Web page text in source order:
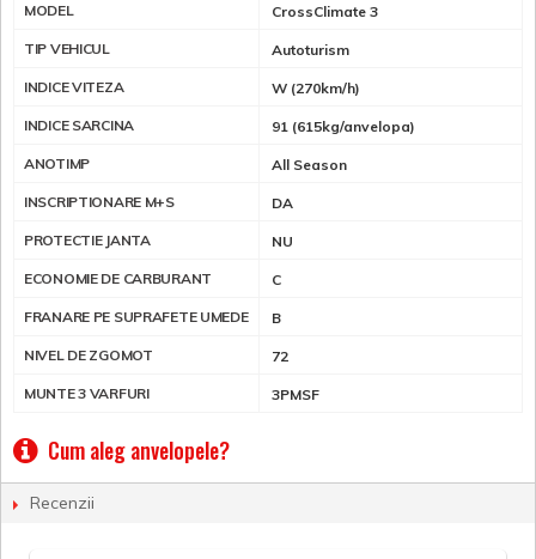
MODEL CrossClimate 3
TIP VEHICUL Autoturism
INDICE VITEZA W (270km/h)
INDICE SARCINA 91 (615kg/anvelopa)
ANOTIMP All Season
INSCRIPTIONARE M+S DA
PROTECTIE JANTA NU
ECONOMIE DE CARBURANT C
FRANARE PE SUPRAFETE UMEDE B
NIVEL DE ZGOMOT 72
MUNTE 3 VARFURI 3PMSF
Cum aleg anvelopele?
Recenzii